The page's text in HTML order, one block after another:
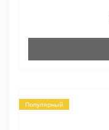
Популярный